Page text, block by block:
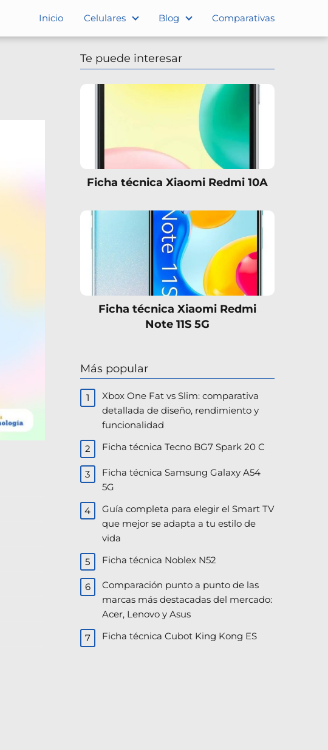
Inicio Celulares Blog Comparativas
Te puede interesar
Ficha técnica Xiaomi Redmi 10A
Ficha técnica Xiaomi Redmi
Note 11S 5G
Más popular
Xbox One Fat vs Slim: comparativa
detallada de diseño, rendimiento y
funcionalidad
Ficha técnica Tecno BG7 Spark 20 C
Ficha técnica Samsung Galaxy A54
5G
Guía completa para elegir el Smart TV
que mejor se adapta a tu estilo de
vida
Ficha técnica Noblex N52
Comparación punto a punto de las
marcas más destacadas del mercado:
Acer, Lenovo y Asus​
Ficha técnica Cubot King Kong ES